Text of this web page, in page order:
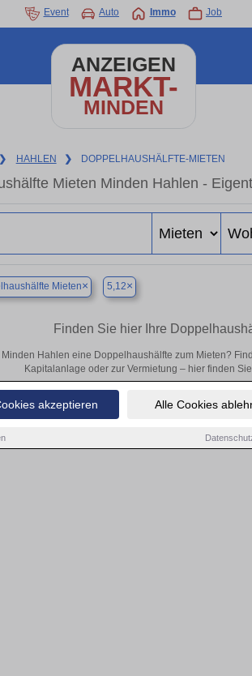
akzeptieren Alle Cookies
Event Auto Immo Job
ANZEIGEN
MARKT-
MINDEN
❯ HAHLEN ❯ DOPPELHAUSHÄLFTE-MIETEN
Mieten Minden Hahlen -
Mieten× 5,12×
Finden Sie hier Ihre
Hahlen eine Doppelhaushälfte zum Mieten?
Kapitalanlage oder zur Vermietung – hier finden
keine passenden Objekte finden. Schauen Sie